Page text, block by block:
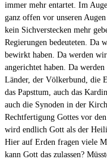
immer mehr entartet. Im
ganz offen vor unseren
kein Sichverstecken mehr
Regierungen bedeuteten. Da
bewirkt haben. Da werden
angerichtet haben. Da
Länder, der Völkerbund, die
das Papsttum, auch das
auch die Synoden in der
Rechtfertigung Gottes vor
wird endlich Gott als der
Hier auf Erden fragen viele
kann Gott das zulassen?